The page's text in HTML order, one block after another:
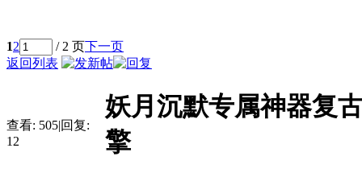
12 / 2 页下一页
返回列表
查看: 505|回复:
12
妖月沉默专属神器复
擎